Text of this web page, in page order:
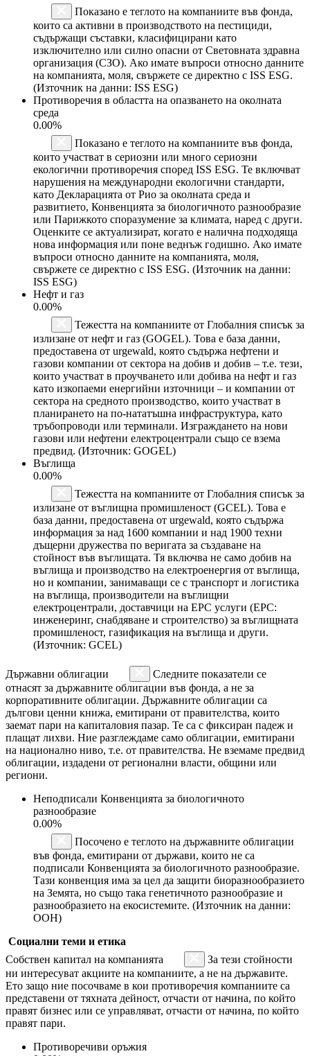
Показано е теглото на компаниите във фонда,
които са активни в производството на пестициди,
съдържащи съставки, класифицирани като
изключително или силно опасни от Световната здравна
организация (СЗО). Ако имате въпроси относно данните
на компанията, моля, свържете се директно с ISS ESG.
(Източник на данни: ISS ESG)
Противоречия в областта на опазването на околната
среда
0.00%
Показано е теглото на компаниите във фонда,
които участват в сериозни или много сериозни
екологични противоречия според ISS ESG. Те включват
нарушения на международни екологични стандарти,
като Декларацията от Рио за околната среда и
развитието, Конвенцията за биологичното разнообразие
или Парижкото споразумение за климата, наред с други.
Оценките се актуализират, когато е налична подходяща
нова информация или поне веднъж годишно. Ако имате
въпроси относно данните на компанията, моля,
свържете се директно с ISS ESG. (Източник на данни:
ISS ESG)
Нефт и газ
0.00%
Тежестта на компаниите от Глобалния списък за
излизане от нефт и газ (GOGEL). Това е база данни,
предоставена от urgewald, която съдържа нефтени и
газови компании от сектора на добив и добив – т.е. тези,
които участват в проучването или добива на нефт и газ
като изкопаеми енергийни източници – и компании от
сектора на средното производство, които участват в
планирането на по-нататъшна инфраструктура, като
тръбопроводи или терминали. Изграждането на нови
газови или нефтени електроцентрали също се взема
предвид. (Източник: GOGEL)
Въглища
0.00%
Тежестта на компаниите от Глобалния списък за
излизане от въглищна промишленост (GCEL). Това е
база данни, предоставена от urgewald, която съдържа
информация за над 1600 компании и над 1900 техни
дъщерни дружества по веригата за създаване на
стойност във въглищата. Тя включва не само добив на
въглища и производство на електроенергия от въглища,
но и компании, занимаващи се с транспорт и логистика
на въглища, производители на въглищни
електроцентрали, доставчици на EPC услуги (EPC:
инженеринг, снабдяване и строителство) за въглищната
промишленост, газификация на въглища и други.
(Източник: GCEL)
Държавни облигации
Следните показатели се
отнасят за държавните облигации във фонда, а не за
корпоративните облигации. Държавните облигации са
дългови ценни книжа, емитирани от правителства, които
заемат пари на капиталовия пазар. Те са с фиксиран падеж и
плащат лихви. Ние разглеждаме само облигации, емитирани
на национално ниво, т.е. от правителства. Не вземаме предвид
облигации, издадени от регионални власти, общини или
региони.
Неподписали Конвенцията за биологичното
разнообразие
0.00%
Посочено е теглото на държавните облигации
във фонда, емитирани от държави, които не са
подписали Конвенцията за биологичното разнообразие.
Тази конвенция има за цел да защити биоразнообразието
на Земята, но също така генетичното разнообразие и
разнообразието на екосистемите. (Източник на данни:
ООН)
Социални теми и етика
Собствен капитал на компанията
За тези стойности
ни интересуват акциите на компаниите, а не на държавите.
Ето защо ние посочваме в кои противоречия компаниите са
представени от тяхната дейност, отчасти от начина, по който
правят бизнес или се управляват, отчасти от начина, по който
правят пари.
Противоречиви оръжия